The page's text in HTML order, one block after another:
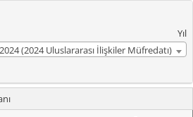
Yıl
2024 (2024 Uluslararası İlişkiler Müfredatı)